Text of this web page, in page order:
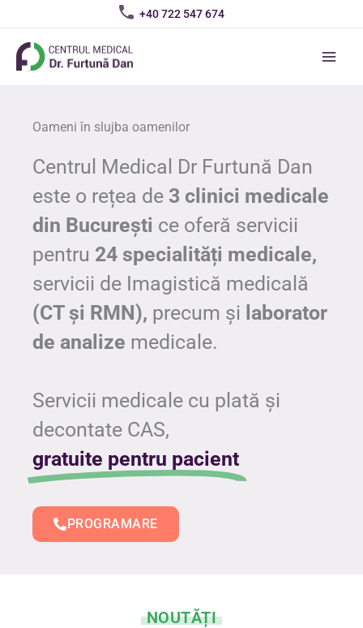
to
content
+40 722 547 674
Oameni în slujba oamenilor
Centrul Medical Dr Furtună Dan
este o rețea de 3 clinici medicale
din București ce oferă servicii
pentru 24 specialități medicale,
servicii de Imagistică medicală
(CT și RMN), precum și laborator
de analize medicale.
Servicii medicale cu plată și
decontate CAS,
gratuite pentru pacient
PROGRAMARE
NOUTĂȚI